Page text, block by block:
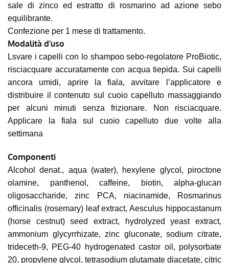
sale di zinco ed estratto di rosmarino ad azione sebo
equilibrante.
Confezione per 1 mese di trattamento.
Modalità d’uso
Lsvare i capelli con lo shampoo sebo-regolatore ProBiotic,
risciacquare accuratamente con acqua tiepida. Sui capelli
ancora umidi, aprire la fiala, avvitare l’applicatore e
distribuire il contenuto sul cuoio capelluto massaggiando
per alcuni minuti senza frizionare. Non risciacquare.
Applicare la fiala sul cuoio capelluto due volte alla
settimana
Componenti
Alcohol denat., aqua (water), hexylene glycol, piroctone
olamine, panthenol, caffeine, biotin, alpha-glucan
oligosaccharide, zinc PCA, niacinamide, Rosmarinus
officinalis (rosemary) leaf extract, Aesculus hippocastanum
(horse cestnut) seed extract, hydrolyzed yeast extract,
ammonium glycyrrhizate, zinc gluconate, sodium citrate,
trideceth-9, PEG-40 hydrogenated castor oil, polysorbate
20, propylene glycol, tetrasodium glutamate diacetate, citric